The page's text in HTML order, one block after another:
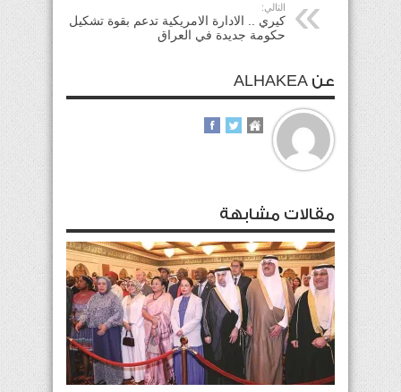
التالي:
كيري .. الادارة الامريكية تدعم بقوة تشكيل
حكومة جديدة في العراق
عن ALHAKEA
مقالات مشابهة